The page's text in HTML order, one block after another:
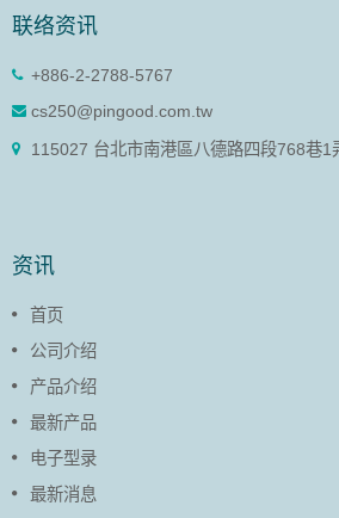
联络资讯
+886-2-2788-5767
cs250@pingood.com.tw
115027 台北市南港區八德路四段768巷1
资讯
首页
公司介绍
产品介绍
最新产品
电子型录
最新消息